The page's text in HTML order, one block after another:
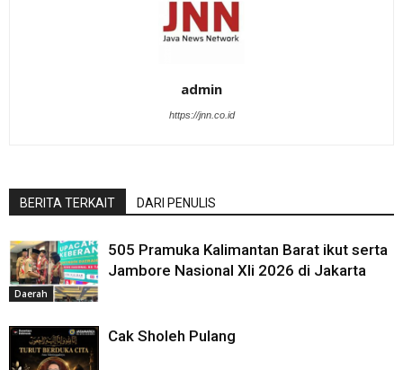
admin
https://jnn.co.id
BERITA TERKAIT DARI PENULIS
Daerah
505 Pramuka Kalimantan Barat ikut serta
Jambore Nasional XIi 2026 di Jakarta
Cak Sholeh Pulang